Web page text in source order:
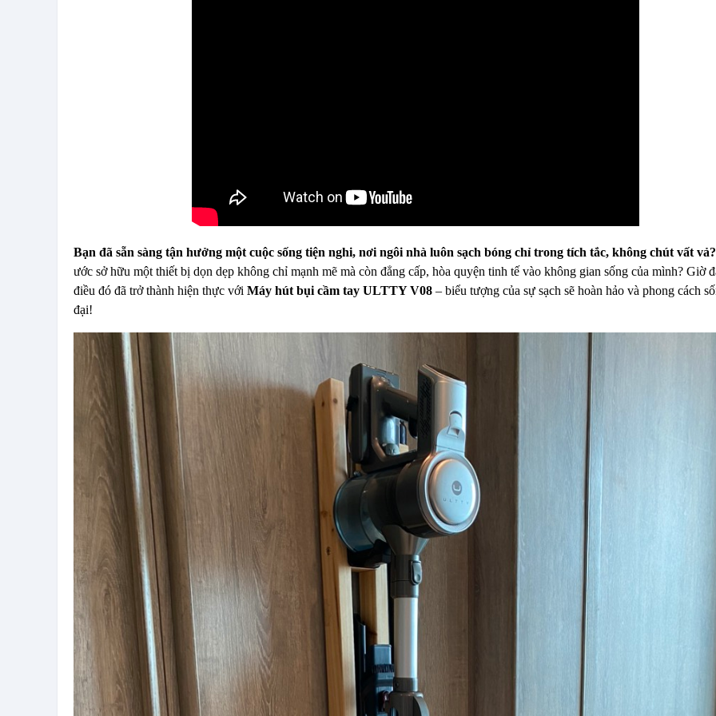
Bạn đã sẵn sàng tận hưởng một cuộc sống tiện nghi, nơi ngôi nhà luôn sạch bóng chỉ trong tích tắc, không chút vất vả?
ước sở hữu một thiết bị dọn dẹp không chỉ mạnh mẽ mà còn đẳng cấp, hòa quyện tinh tế vào không gian sống của mình? Giờ
điều đó đã trở thành hiện thực với Máy hút bụi cầm tay ULTTY V08 – biểu tượng của sự sạch sẽ hoàn hảo và phong cách
đại!